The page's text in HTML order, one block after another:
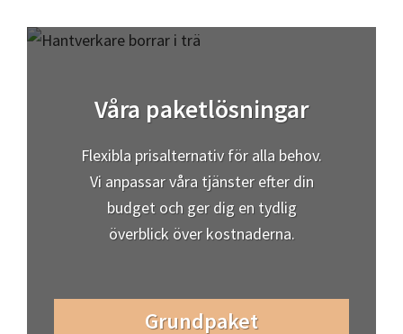
Våra paketlösningar
Flexibla prisalternativ för alla behov.
Vi anpassar våra tjänster efter din
budget och ger dig en tydlig
överblick över kostnaderna.
Grundpaket